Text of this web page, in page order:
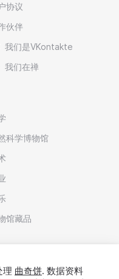
协议
伙伴
我们是VKontakte
我们在禅
科学博物馆
馆藏品
理 曲奇饼. 数据资料